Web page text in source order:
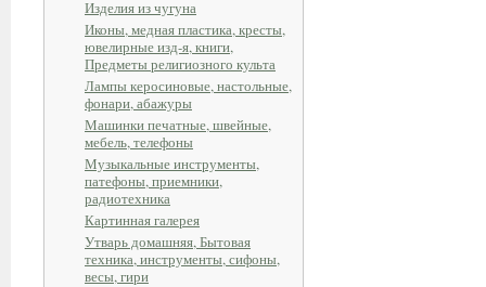
Изделия из чугуна
Иконы, медная пластика, кресты,
ювелирные изд-я, книги,
Предметы религиозного культа
Лампы керосиновые, настольные,
фонари, абажуры
Машинки печатные, швейные,
мебель, телефоны
Музыкальные инструменты,
патефоны, приемники,
радиотехника
Картинная галерея
Утварь домашняя, Бытовая
техника, инструменты, сифоны,
весы, гири